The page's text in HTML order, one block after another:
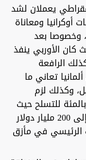
يعملان لشد
ومعاناة
وخصوصا بعد
كان الأوربي ينفذ
الرافعة
تعاني ما
وكذلك لزم
الأمريكي الاتحاد الأوروبي بدفع 2 بالمئة للتسلح حيث
ألمانيا تريد أن أتدفع أكثر من 100 إلى 200 مليار دولار
الرئيسي في مأزق